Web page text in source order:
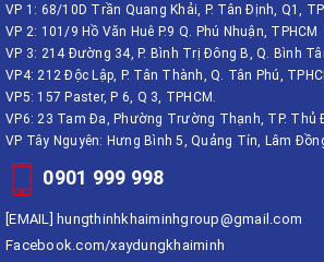
VP 1: 68/10D Trần Quang Khải, P. Tân Định, Q1,
VP 2: 101/9 Hồ Văn Huê P.9 Q. Phú Nhuận, TPHCM
VP 3: 214 Đường 34, P. Bình Trị Đông B, Q. Bình
VP4: 212 Độc Lập, P. Tân Thành, Q. Tân Phú,
VP5: 157 Paster, P 6, Q 3, TPHCM.
VP6: 23 Tam Đa, Phường Trường Thạnh, TP. Thủ
VP Tây Nguyên: Hưng Bình 5, Quảng Tín, Lâm
0901 999 998
[EMAIL] hungthinhkhaiminhgroup@gmail.com
Facebook.com/xaydungkhaiminh